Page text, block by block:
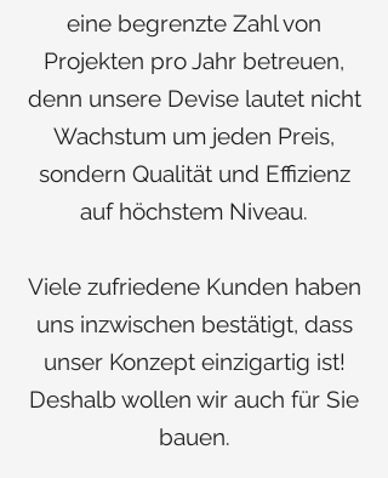
eine begrenzte Zahl von
Projekten pro Jahr betreuen,
denn unsere Devise lautet nicht
Wachstum um jeden Preis,
sondern Qualität und Effizienz
auf höchstem Niveau.
Viele zufriedene Kunden haben
uns inzwischen bestätigt, dass
unser Konzept einzigartig ist!
Deshalb wollen wir auch für Sie
bauen.